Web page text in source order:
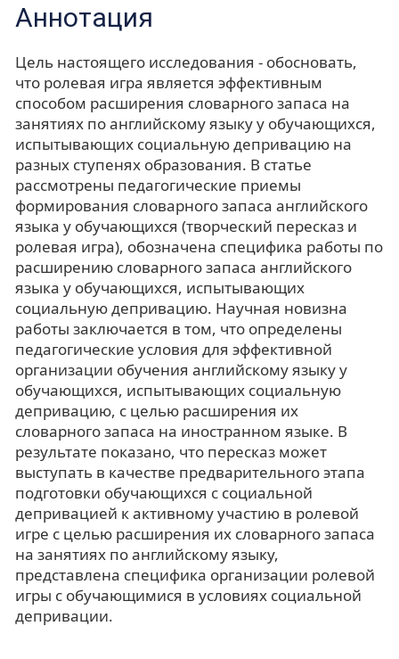
Аннотация
Цель настоящего исследования - обосновать,
что ролевая игра является эффективным
способом расширения словарного запаса на
занятиях по английскому языку у обучающихся,
испытывающих социальную депривацию на
разных ступенях образования. В статье
рассмотрены педагогические приемы
формирования словарного запаса английского
языка у обучающихся (творческий пересказ и
ролевая игра), обозначена специфика работы по
расширению словарного запаса английского
языка у обучающихся, испытывающих
социальную депривацию. Научная новизна
работы заключается в том, что определены
педагогические условия для эффективной
организации обучения английскому языку у
обучающихся, испытывающих социальную
депривацию, с целью расширения их
словарного запаса на иностранном языке. В
результате показано, что пересказ может
выступать в качестве предварительного этапа
подготовки обучающихся с социальной
депривацией к активному участию в ролевой
игре с целью расширения их словарного запаса
на занятиях по английскому языку,
представлена специфика организации ролевой
игры с обучающимися в условиях социальной
депривации.